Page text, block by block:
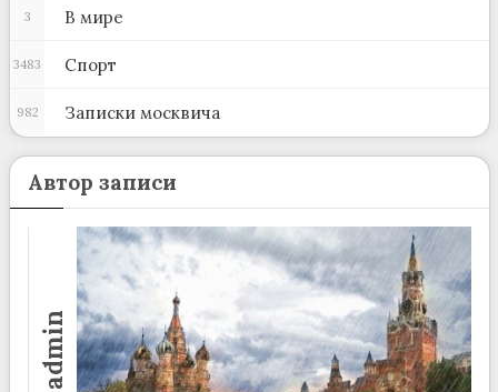
В мире
3
Спорт
3483
Записки москвича
982
Автор записи
admin